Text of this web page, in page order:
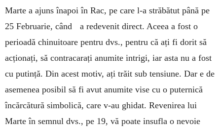
Marte a ajuns înapoi în Rac, pe care l-a stră­bătut până pe
25 Februarie, când a redevenit direct. Aceea a fost o
perioadă chinuitoare pentru dvs., pentru că ați fi dorit să
acționați, să contra­ca­rați anumite intrigi, iar asta nu a fost
cu putință. Din acest motiv, ați trăit sub tensiune. Dar e de
asemenea posibil să fi avut anumite vise cu o puternică
încărcătură simbo­lică, care v-au ghidat. Revenirea lui
Marte în semnul dvs., pe 19, vă poate insufla o nevoie